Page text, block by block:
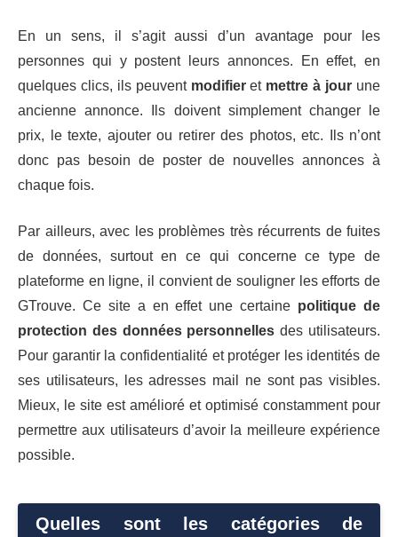
En un sens, il s’agit aussi d’un avantage pour les
personnes qui y postent leurs annonces. En effet, en
quelques clics, ils peuvent modifieret mettre à jour une
ancienne annonce. Ils doivent simplement changer le
prix, le texte, ajouter ou retirer des photos, etc. Ils n’ont
donc pas besoin de poster de nouvelles annonces à
chaque fois.
Par ailleurs, avec les problèmes très récurrents de fuites
de données, surtout en ce qui concerne ce type de
plateforme en ligne, il convient de souligner les efforts de
GTrouve. Ce site a en effet une certaine politique de
protection des données personnelles des utilisateurs.
Pour garantir la confidentialité et protéger les identités de
ses utilisateurs, les adresses mail ne sont pas visibles.
Mieux, le site est amélioré et optimisé constamment pour
permettre aux utilisateurs d’avoir la meilleure expérience
possible.
Quelles sont les catégories de